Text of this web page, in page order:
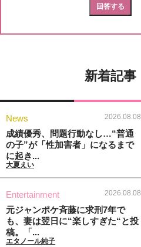
新着記事
News 2026.08.08
成績優秀、問題行動なし…“普通
の子”が「性加害者」になるまで
に起き...
大夏えい
Entertainment 2026.08.08
元ジャンポケ斉藤に求刑7年で
も、妻は翌日に“楽しすぎた“と投
稿。「...
エタノール純子